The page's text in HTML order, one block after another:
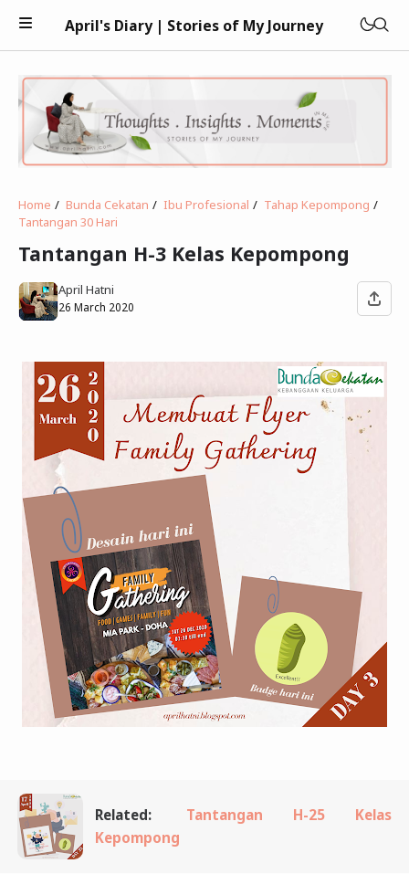
April's Diary | Stories of My Journey
Teknologi
Kesehatan
Kecantikan
Psikologi
Home Bunda Cekatan Ibu Profesional
Tahap Kepompong
Tantangan 30 Hari
Tantangan H-3 Kelas Kepompong
April Hatni
26 March 2020
Related:
Tantangan H-25 Kelas
Kepompong